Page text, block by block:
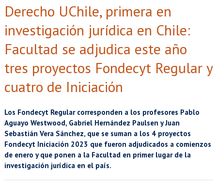
POSTGRADO
ADMISIÓN
INVESTIGACIÓN
BIBLIOTECAS
EXTENSIÓN
Académicos Estudiantes
Egresados Funcionarios
Derecho UChile, primera en
investigación jurídica en Chile:
Facultad se adjudica este año
tres proyectos Fondecyt Regular y
cuatro de Iniciación
Los Fondecyt Regular corresponden a los profesores Pablo
Aguayo Westwood, Gabriel Hernández Paulsen y Juan
Sebastián Vera Sánchez, que se suman a los 4 proyectos
Fondecyt Iniciación 2023 que fueron adjudicados a comienzos
de enero y que ponen a la Facultad en primer lugar de la
investigación jurídica en el país.